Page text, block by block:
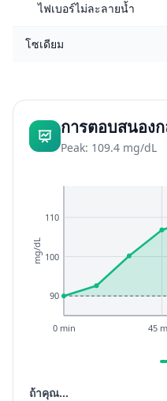
ไฟเบอร์ไม่ละลายน้ำ
โซเดียม
การตอบสนอง
Peak: 109.4 mg/dL
90
100
110
0 min 45
mg/dL
ถ้าคุณ...